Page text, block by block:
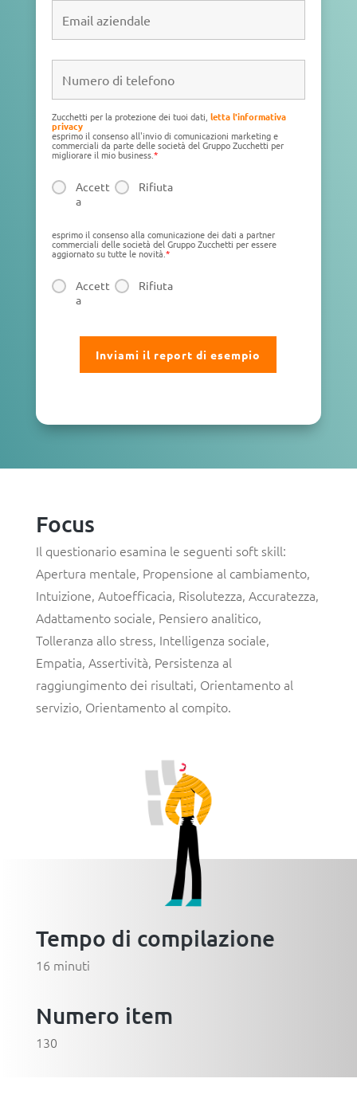
Zucchetti per la protezione dei tuoi dati, letta l'informativa
privacy
esprimo il consenso all'invio di comunicazioni marketing e
commerciali da parte delle società del Gruppo Zucchetti per
migliorare il mio business.*
Accett
a
Rifiuta
esprimo il consenso alla comunicazione dei dati a partner
commerciali delle società del Gruppo Zucchetti per essere
aggiornato su tutte le novità. *
Accett
a
Rifiuta
Focus
Il questionario esamina le seguenti soft skill:
Apertura mentale, Propensione al cambiamento,
Intuizione, Autoefficacia, Risolutezza, Accuratezza,
Adattamento sociale, Pensiero analitico,
Tolleranza allo stress, Intelligenza sociale,
Empatia, Assertività, Persistenza al
raggiungimento dei risultati, Orientamento al
servizio, Orientamento al compito.
Tempo di compilazione
16 minuti
Numero item
130